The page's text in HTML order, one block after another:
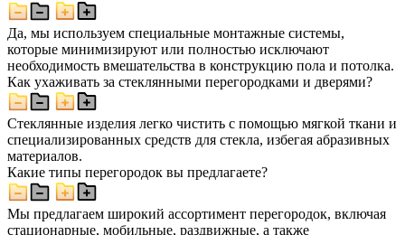
Да, мы используем специальные монтажные системы,
которые минимизируют или полностью исключают
необходимость вмешательства в конструкцию пола и потолка.
Как ухаживать за стеклянными перегородками и дверями?
Стеклянные изделия легко чистить с помощью мягкой ткани и
специализированных средств для стекла, избегая абразивных
материалов.
Какие типы перегородок вы предлагаете?
Мы предлагаем широкий ассортимент перегородок, включая
стационарные, мобильные, раздвижные, а также